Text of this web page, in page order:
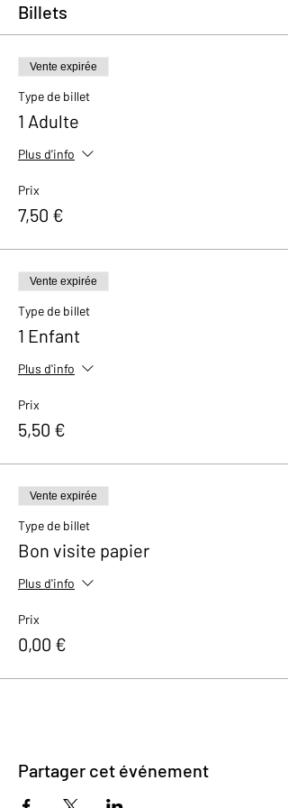
Billets
Vente expirée
Type de billet
1 Adulte
Plus d'info
Prix
7,50 €
Vente expirée
Type de billet
1 Enfant
Plus d'info
Prix
5,50 €
Vente expirée
Type de billet
Bon visite papier
Plus d'info
Prix
0,00 €
Partager cet événement